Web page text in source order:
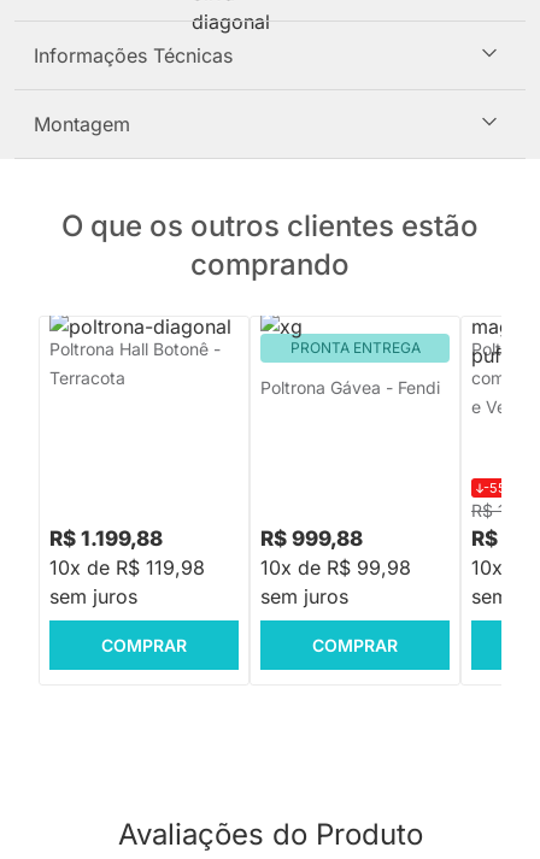
Informações Técnicas
Montagem
O que os outros clientes estão
comprando
Poltrona Hall Botonê -
Terracota
R$ 1.199,88
10x de R$ 119,98
sem juros
COMPRAR
PRONTA ENTREGA
Poltrona Gávea - Fendi
R$ 999,88
10x de R$ 99,98
sem juros
COMPRAR
com
e Verde
R$
-55%
R$
10x de
sem
Avaliações do Produto